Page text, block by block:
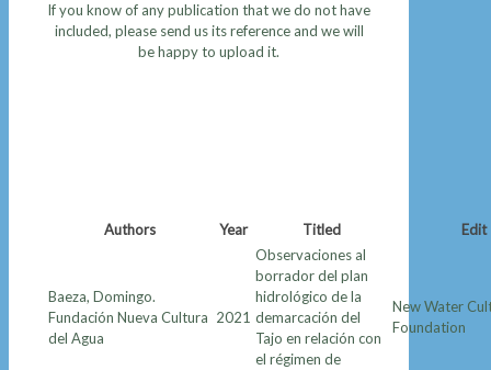
If you know of any publication that we do not have
included, please send us its reference and we will
be happy to upload it.
Authors Year Titled Edit
Baeza, Domingo.
Fundación Nueva Cultura
del Agua
2021
Observaciones al
borrador del plan
hidrológico de la
demarcación del
Tajo en relación con
el régimen de
New Water
Foundation